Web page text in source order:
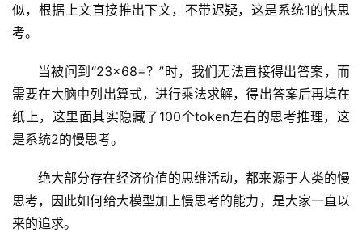
似，根据上文直接推出下文，不带迟疑，这是系统1的快思
考。
当被问到“23×68=？”时，我们无法直接得出答案，而
需要在大脑中列出算式，进行乘法求解，得出答案后再填在
纸上，这里面其实隐藏了100个token左右的思考推理，这
是系统2的慢思考。
绝大部分存在经济价值的思维活动，都来源于人类的慢
思考，因此如何给大模型加上慢思考的能力，是大家一直以
来的追求。